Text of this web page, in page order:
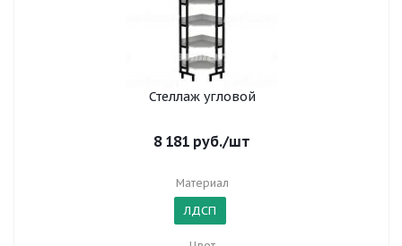
Стеллаж угловой
8 181 руб./шт
Материал
ЛДСП